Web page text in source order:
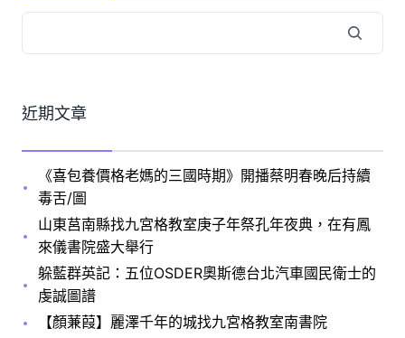
近期文章
《喜包養價格老媽的三國時期》開播蔡明春晚后持續
毒舌/圖
山東莒南縣找九宮格教室庚子年祭孔年夜典，在有鳳
來儀書院盛大舉行
躲藍群英記：五位OSDER奧斯德台北汽車國民衛士的
虔誠圖譜
【顏蒹葭】麗澤千年的城找九宮格教室南書院